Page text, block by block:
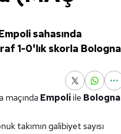
sahasında
1-0'lık skorla Bologna
maçında Empoli ile Bologna
takımın galibiyet sayısı